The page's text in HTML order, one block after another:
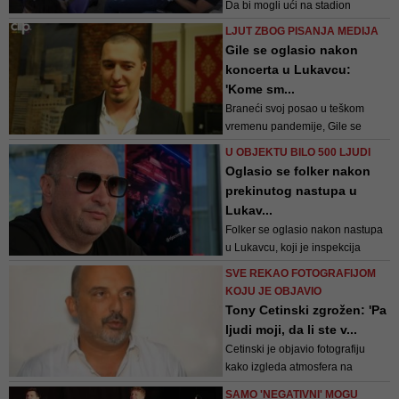
Da bi mogli ući na stadion
zdravstva o tome da su primili
obje doze vakcine
Pfizer/BioNTecha
LJUT ZBOG PISANJA MEDIJA
Gile se oglasio nakon
koncerta u Lukavcu:
'Kome sm...
Braneći svoj posao u teškom
vremenu pandemije, Gile se
U OBJEKTU BILO 500 LJUDI
Oglasio se folker nakon
prekinutog nastupa u
Lukav...
Folker se oglasio nakon nastupa
u Lukavcu, koji je inspekcija
SVE REKAO FOTOGRAFIJOM
KOJU JE OBJAVIO
Tony Cetinski zgrožen: 'Pa
ljudi moji, da li ste v...
Cetinski je objavio fotografiju
kako izgleda atmosfera na
SAMO 'NEGATIVNI' MOGU